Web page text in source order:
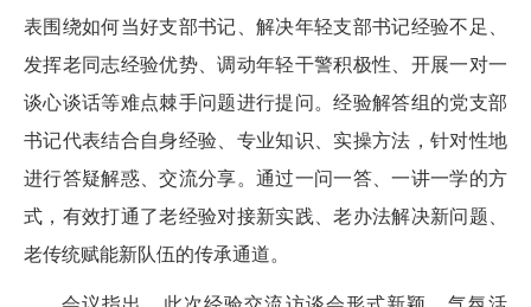
表围绕如何当好支部书记、解决年轻支部书记经验不足、
发挥老同志经验优势、调动年轻干警积极性、开展一对一
谈心谈话等难点棘手问题进行提问。经验解答组的党支部
书记代表结合自身经验、专业知识、实操方法，针对性地
进行答疑解惑、交流分享。通过一问一答、一讲一学的方
式，有效打通了老经验对接新实践、老办法解决新问题、
老传统赋能新队伍的传承通道。